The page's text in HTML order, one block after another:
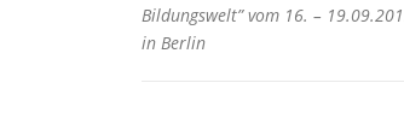
Bildungswelt” vom 16. –
in Berlin